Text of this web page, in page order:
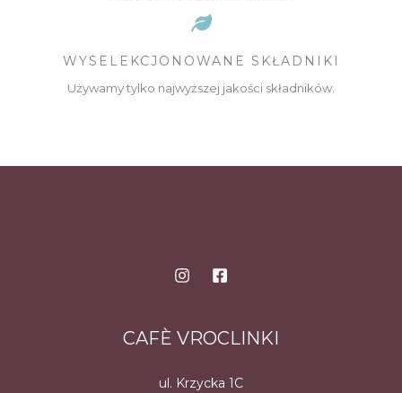
WYSELEKCJONOWANE SKŁADNIKI
Używamy tylko najwyższej jakości składników.
CAFÈ VROCLINKI
ul. Krzycka 1C